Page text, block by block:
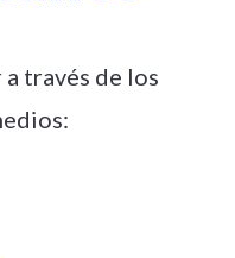
través de los